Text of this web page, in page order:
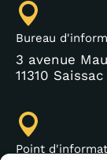
Bureau
3 avenue
11310 Saissac
Point